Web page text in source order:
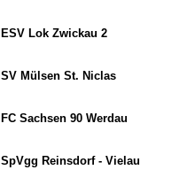
ESV Lok Zwickau 2
SV Mülsen St. Niclas
FC Sachsen 90 Werdau
SpVgg Reinsdorf - Vielau